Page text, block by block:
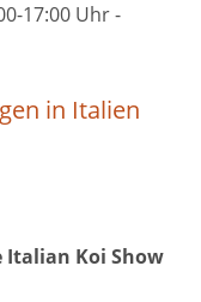
17:00 Uhr -
in Italien
Italian Koi Show